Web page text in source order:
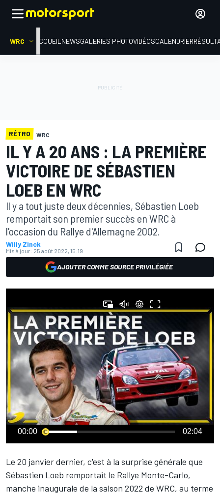
WRC ACCUEIL NEWSGALERIES PHOTOVIDÉOSCALENDRIER
RÉTRO WRC
IL Y A 20 ANS : LA PREMIÈRE
VICTOIRE DE SÉBASTIEN
LOEB EN WRC
Il y a tout juste deux décennies, Sébastien Loeb
remportait son premier succès en WRC à
l'occasion du Rallye d'Allemagne 2002.
Willy Zinck
Mis à jour: 25 août 2022, 15:19
AJOUTER COMME SOURCE PRIVILÉGIÉE
00:00 02:04
Le 20 janvier dernier, c'est à la surprise générale que
Sébastien Loeb remportait le Rallye Monte-Carlo,
manche inaugurale de la saison 2022 de WRC, au terme